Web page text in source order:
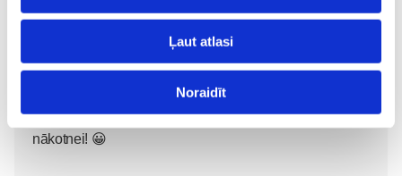
Ļaut atlasi
Noraidīt
07. Feb 2018, 23:23
Jo mazais rakaris uzskata, ka gludināmais dēlis ir ļoti
interesanta lieta, ko apgāzt /uzrāpties virsū! Un
gludeklis!! Bet tas varētu būt tāds mazais mērķītis
nākotnei! 😀